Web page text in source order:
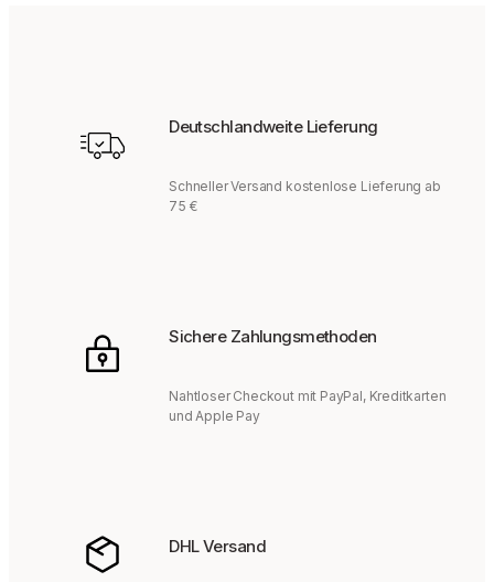
Deutschlandweite Lieferung
Schneller Versand kostenlose Lieferung ab
75 €
Sichere Zahlungsmethoden
Nahtloser Checkout mit PayPal, Kreditkarten
und Apple Pay
DHL Versand